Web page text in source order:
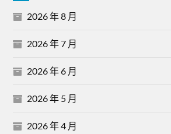
2026 年 8 月
2026 年 7 月
2026 年 6 月
2026 年 5 月
2026 年 4 月